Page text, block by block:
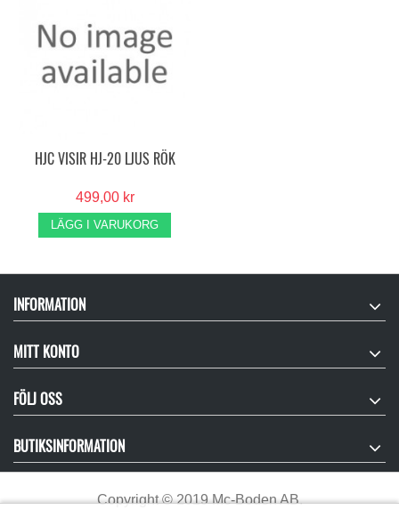
HJC VISIR HJ-20 LJUS RÖK
499,00 kr
LÄGG I VARUKORG
INFORMATION
MITT KONTO
FÖLJ OSS
BUTIKSINFORMATION
Copyright©2019 Mc-Boden AB.